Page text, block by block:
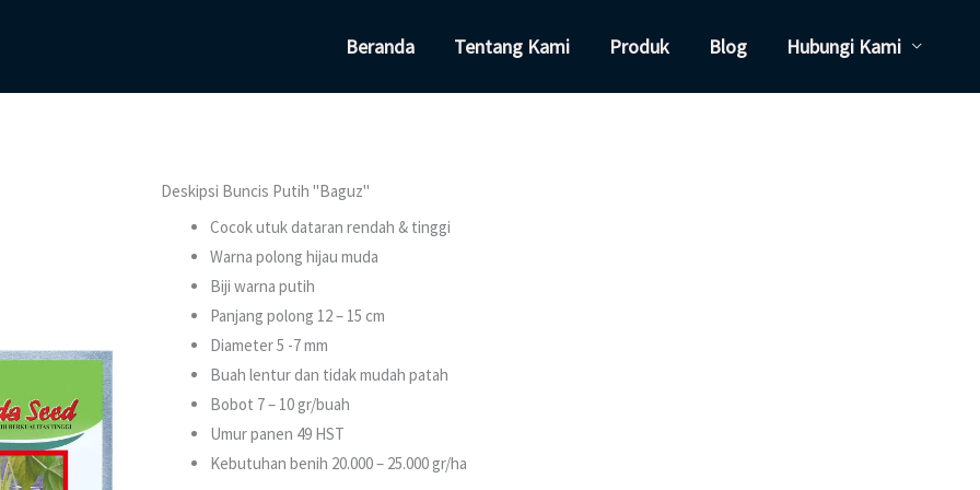
Beranda Tentang Kami Produk Blog Hubungi Kami
Deskipsi Buncis Putih "Baguz"
Cocok utuk dataran rendah & tinggi
Warna polong hijau muda
Biji warna putih
Panjang polong 12 – 15 cm
Diameter 5 -7 mm
Buah lentur dan tidak mudah patah
Bobot 7 – 10 gr/buah
Umur panen 49 HST
Kebutuhan benih 20.000 – 25.000 gr/ha